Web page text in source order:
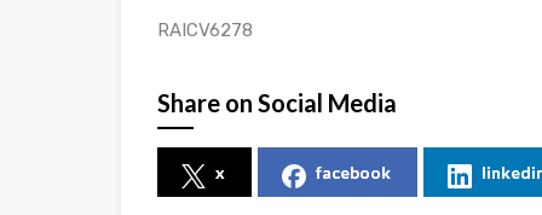
RAICV6278
Share on Social Media
x facebook